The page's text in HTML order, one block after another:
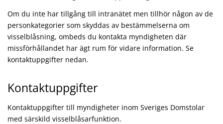
Om du inte har tillgång till intranätet men tillhör någon av de
personkategorier som skyddas av bestämmelserna om
visselblåsning, ombeds du kontakta myndigheten där
missförhållandet har ägt rum för vidare information. Se
kontaktuppgifter nedan.
Kontaktuppgifter
Kontaktuppgifter till myndigheter inom Sveriges Domstolar
med särskild visselblåsarfunktion.